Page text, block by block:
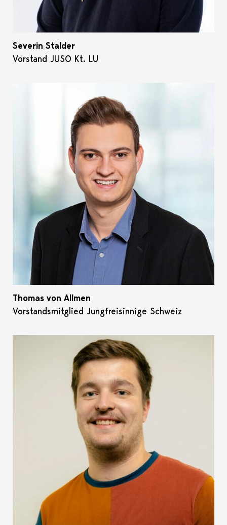
Severin Stalder
Vorstand JUSO Kt. LU
Thomas von Allmen
Vorstandsmitglied Jungfreisinnige Schweiz